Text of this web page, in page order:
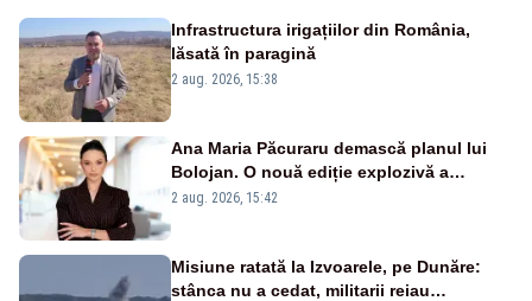
Infrastructura irigațiilor din România,
lăsată în paragină
2 aug. 2026, 15:38
Ana Maria Păcuraru demască planul lui
Bolojan. O nouă ediție explozivă a
emisiunii „Miza Zilei” la Realitatea PLUS
2 aug. 2026, 15:42
Misiune ratată la Izvoarele, pe Dunăre:
stânca nu a cedat, militarii reiau